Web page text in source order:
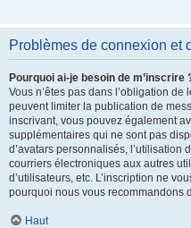
Problèmes de connexion et
Pourquoi ai-je besoin de m’inscrire
Vous n’êtes pas dans l’obligation
peuvent limiter la publication de
inscrivant, vous pouvez également
supplémentaires qui ne sont pas
d’avatars personnalisés, l’utilisation
courriers électroniques aux autres
d’utilisateurs, etc. L’inscription ne
pourquoi nous vous recommandons
Haut